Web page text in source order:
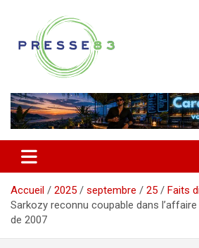
contenu
Presse 83
Accueil 2025 septembre 25 Faits
Sarkozy reconnu coupable dans
de 2007